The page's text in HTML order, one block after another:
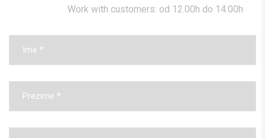
Work with customers: od 12.00h do 14.00h